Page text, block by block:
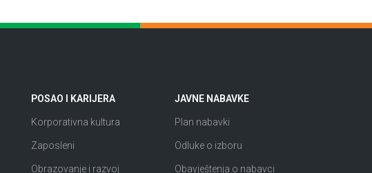
POSAO I KARIJERA
Korporativna kultura
Zaposleni
Obrazovanje i razvoj
JAVNE NABAVKE
Plan nabavki
Odluke o izboru
Obavještenja o nabavci